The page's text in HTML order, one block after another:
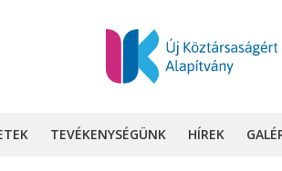
TEVÉKENYSÉGÜNK HÍREK